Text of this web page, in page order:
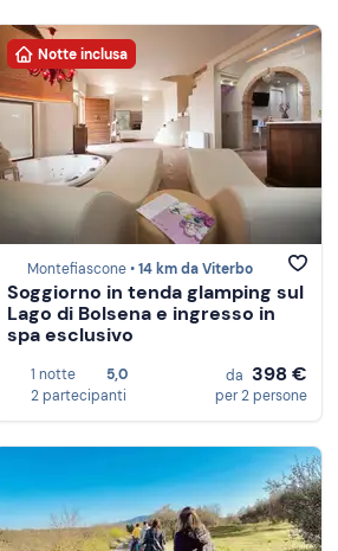
Notte inclusa
Montefiascone •14 km da Viterbo
Soggiorno in tenda glamping sul
Lago di Bolsena e ingresso in
spa esclusivo
1 notte
5,0
2 partecipanti
da 398 €
per 2 persone